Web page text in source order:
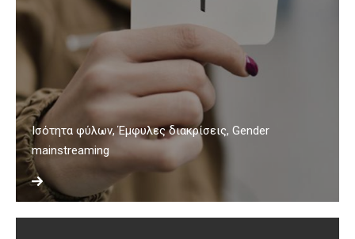
Ισότητα φύλων, Έμφυλες διακρίσεις, Gender
mainstreaming